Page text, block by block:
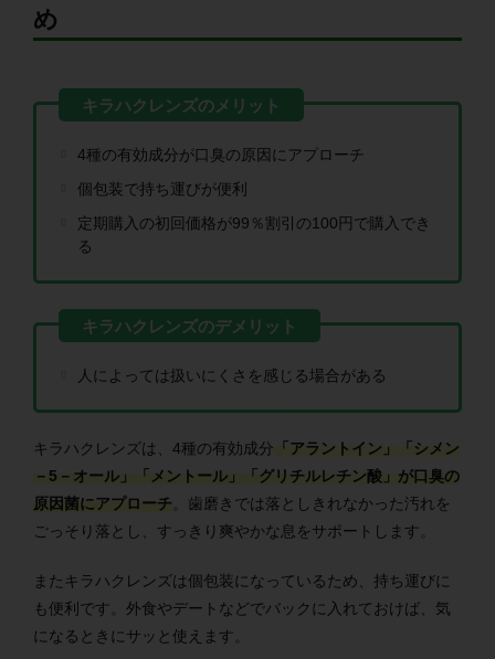
め
4種の有効成分が口臭の原因にアプローチ
個包装で持ち運びが便利
定期購入の初回価格が99％割引の100円で購入でき
る
人によっては扱いにくさを感じる場合がある
キラハクレンズは、4種の有効成分 「 アラントイン」「シメン
－5－オール」「メントール」「グリチルレチン酸 」が口臭の
原因菌にアプローチ 。歯磨きでは落としきれなかった汚れを
ごっそり落とし、すっきり爽やかな息をサポートします。
またキラハクレンズは個包装になっているため、持ち運びに
も便利です。外食やデートなどでバックに入れておけば、気
になるときにサッと使えます。